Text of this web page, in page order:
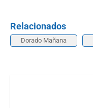
Relacionados
Dorado Mañana